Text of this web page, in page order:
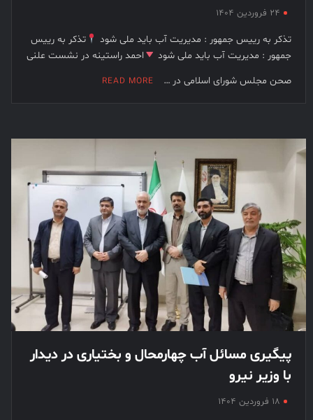
۲۴ فروردین ۱۴۰۴
تذکر به رییس جمهور : مدیریت آب باید ملی شود
تذکر به رییس
جمهور : مدیریت آب باید ملی شود
احمد راستینه در نشست علنی
صحن مجلس شورای اسلامی در …
READ MORE
پیگیری مسائل آب چهارمحال و بختیاری در دیدار
با وزیر نیرو
۱۸ فروردین ۱۴۰۴